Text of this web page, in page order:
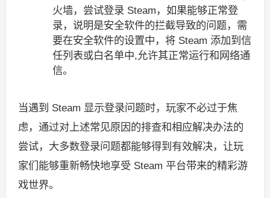
火墙，尝试登录 Steam，如果能够正常登
录，说明是安全软件的拦截导致的问题，需
要在安全软件的设置中，将 Steam 添加到信
任列表或白名单中,允许其正常运行和网络通
信。
当遇到 Steam 显示登录问题时，玩家不必过于焦
虑，通过对上述常见原因的排查和相应解决办法的
尝试，大多数登录问题都能够得到有效解决，让玩
家们能够重新畅快地享受 Steam 平台带来的精彩游
戏世界。